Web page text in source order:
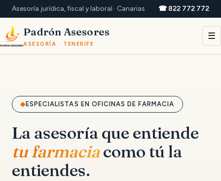
Asesoría jurídica, fiscal y laboral · Canarias ☎ 822 772 772
Padrón Asesores
ASESORÍA · TENERIFE
☰
ESPECIALISTAS EN OFICINAS DE FARMACIA
La asesoría que entiende
tu farmaciacomo tú la
entiendes.